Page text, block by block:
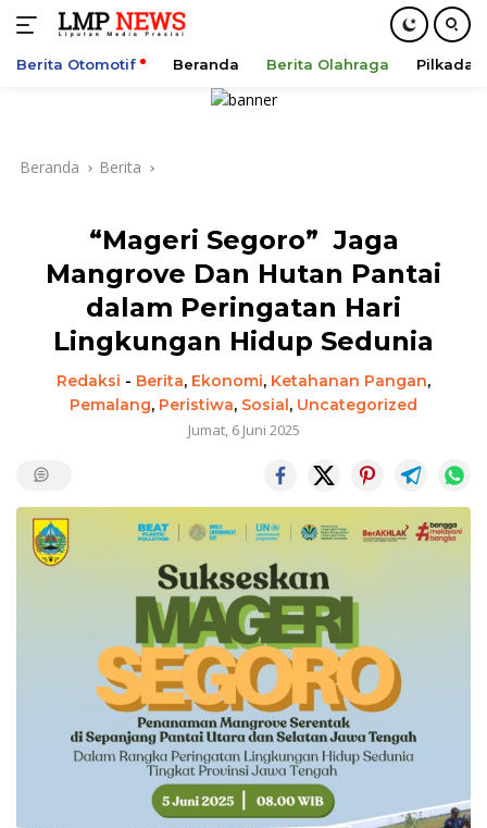
Berita Otomotif Beranda Berita Olahraga Pilkada
Beranda Berita
“Mageri Segoro” Jaga
Mangrove Dan Hutan Pantai
dalam Peringatan Hari
Lingkungan Hidup Sedunia
Redaksi - Berita, Ekonomi, Ketahanan Pangan,
Pemalang, Peristiwa, Sosial, Uncategorized
Jumat, 6 Juni 2025